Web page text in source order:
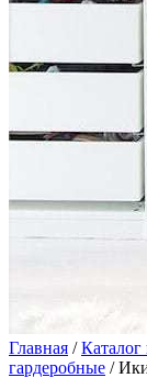
Главная /Каталог
гардеробные /